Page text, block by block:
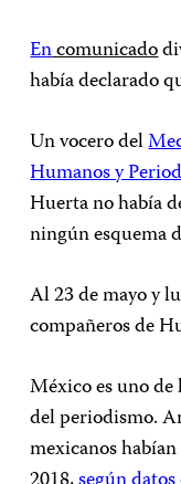
Encomunicado
había declarado
Un vocero del
Humanos y
Huerta no había
ningún esquema
Al 23 de mayo y
compañeros de
México es uno
del periodismo.
mexicanos